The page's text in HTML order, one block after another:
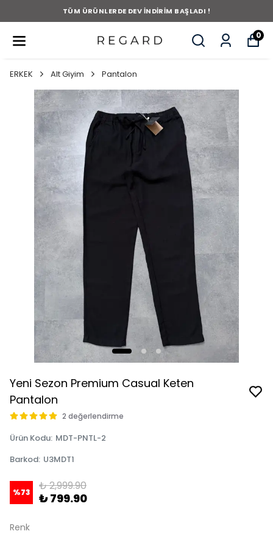
TÜM ÜRÜNLERDE DEV İNDİRİM BAŞLADI !
0
ERKEK Alt Giyim Pantalon
Yeni Sezon Premium Casual Keten
Pantalon
2 değerlendirme
Ürün Kodu: MDT-PNTL-2
Barkod: U3MDT1
%73 ₺ 2,999.90
₺ 799.90
Renk